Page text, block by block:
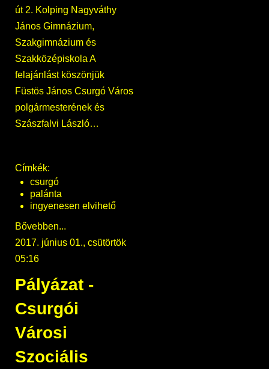
út 2. Kolping Nagyváthy
János Gimnázium,
Szakgimnázium és
Szakközépiskola A
felajánlást köszönjük
Füstös János Csurgó Város
polgármesterének és
Szászfalvi László…
Címkék:
csurgó
palánta
ingyenesen elvihető
Bővebben...
2017. június 01., csütörtök
05:16
Pályázat -
Csurgói
Városi
Szociális